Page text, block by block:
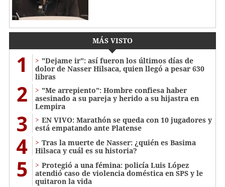
MÁS VISTO
1
"Dejame ir": así fueron los últimos días de
dolor de Nasser Hilsaca, quien llegó a pesar 630
libras
2
"Me arrepiento": Hombre confiesa haber
asesinado a su pareja y herido a su hijastra en
Lempira
3
EN VIVO: Marathón se queda con 10 jugadores y
está empatando ante Platense
4
Tras la muerte de Nasser: ¿quién es Basima
Hilsaca y cuál es su historia?
5
Protegió a una fémina: policía Luis López
atendió caso de violencia doméstica en SPS y le
quitaron la vida